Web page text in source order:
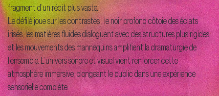
fragment d’un récit plus vaste.
Le défilé joue sur les contrastes : le noir profond côtoie des éclats
irisés, les matières fluides dialoguent avec des structures plus rigides,
et les mouvements des mannequins amplifient la dramaturgie de
l’ensemble. L’univers sonore et visuel vient renforcer cette
atmosphère immersive, plongeant le public dans une expérience
sensorielle complète.